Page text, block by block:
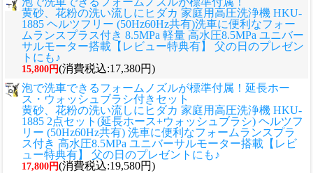
黄砂、花粉の洗い流しに ヒダカ 家庭用高圧洗浄機 HKU-
1885 ヘルツフリー (50Hz60Hz共有)洗車に便利なフォー
ムランスプラス付き 8.5MPa 軽量 高水圧8.5MPa ユニバー
サルモーター搭載【レビュー特典有】 父の日のプレゼン
トにも♪
15,800円(消費税込:17,380円)
泡で洗車できるフォームノズルが標準付属！延長ホー
ス・ウォッシュブラシ付きセット
黄砂、花粉の洗い流しに ヒダカ 家庭用高圧洗浄機 HKU-
1885 2点セット(延長ホース+ウォッシュブラシ) ヘルツフ
リー (50Hz60Hz共有) 洗車に便利なフォームランスプラ
ス付き 高水圧8.5MPa ユニバーサルモーター搭載【レビ
ュー特典有】 父の日のプレゼントにも♪
17,800円(消費税込:19,580円)